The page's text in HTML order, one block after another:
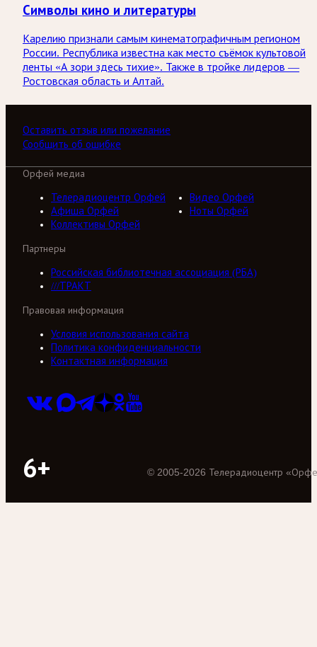
Символы кино и литературы
Карелию признали самым кинематографичным регионом
России. Республика известна как место съёмок культовой
ленты «А зори здесь тихие». Также в тройке лидеров —
Ростовская область и Алтай.
Оставить отзыв или пожелание
Сообщить об ошибке
Орфей медиа
Телерадиоцентр Орфей
Видео Орфей
Афиша Орфей
Ноты Орфей
Коллективы Орфей
Партнеры
Российская библиотечная ассоциация (РБА)
///ТРАКТ
Правовая информация
Условия использования сайта
Политика конфиденциальности
Контактная информация
6+ © 2005-2026 Телерадиоцентр